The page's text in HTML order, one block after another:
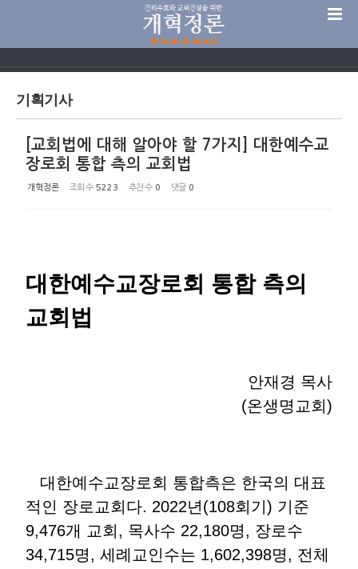
기획기사
[교회법에 대해 알아야 할 7가지] 대한예수교
장로회 통합 측의 교회법
개혁정론 조회 수 5223 추천 수 0 댓글 0
대한예수교장로회 통합 측의
교회법
안재경 목사
(온생명교회)
대한예수교장로회 통합측은 한국의 대표
적인 장로교회다. 2022년(108회기) 기준
9,476개 교회, 목사수 22,180명, 장로수
34,715명, 세례교인수는 1,602,398명, 전체
Sketchbook5, 스케치북5
Sketchbook5, 스케치북5